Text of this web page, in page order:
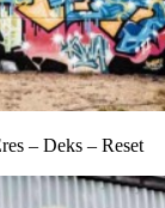
– Deks – Reset